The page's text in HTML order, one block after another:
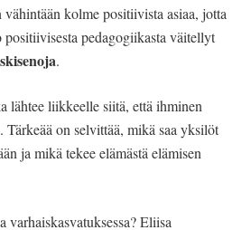
kolme positiivista asiaa, jotta
pedagogiikasta väitellyt
.
lähtee liikkeelle siitä, että ihminen
Tärkeää on selvittää, mikä saa yksilöt
ja mikä tekee elämästä elämisen
varhaiskasvatuksessa? Eliisa